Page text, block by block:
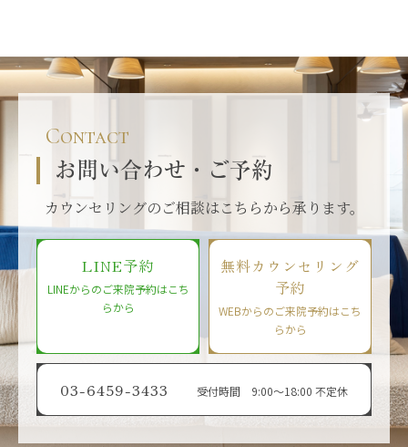
Contact
お問い合わせ・ご予約
カウンセリングのご相談はこちらから承ります。
LINE予約
LINEからのご来院予約はこち
らから
無料カウンセリング
予約
WEBからのご来院予約はこち
らから
03-6459-3433 受付時間 9:00〜18:00 不定休